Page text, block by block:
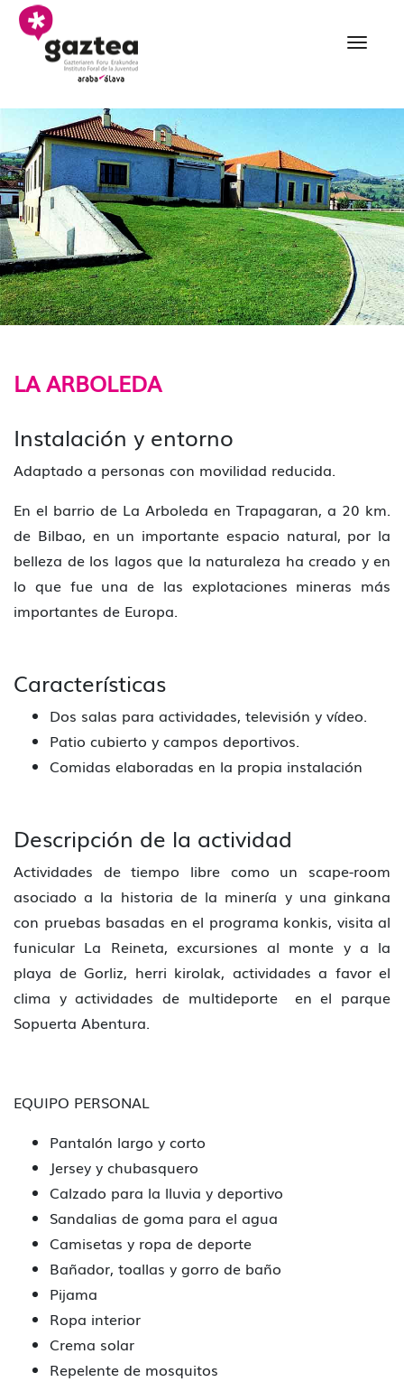
Saltar al contenido principal
002 la arboleda -
LA ARBOLEDA
Instalación y entorno
Adaptado a personas con movilidad reducida.
En el barrio de La Arboleda en Trapagaran, a 20 km.
de Bilbao, en un importante espacio natural, por la
belleza de los lagos que la naturaleza ha creado y en
lo que fue una de las explotaciones mineras más
importantes de Europa.
Características
Dos salas para actividades, televisión y vídeo.
Patio cubierto y campos deportivos.
Comidas elaboradas en la propia instalación
Descripción de la actividad
Actividades de tiempo libre como un scape-room
asociado a la historia de la minería y una ginkana
con pruebas basadas en el programa konkis, visita al
funicular La Reineta, excursiones al monte y a la
playa de Gorliz, herri kirolak, actividades a favor el
clima y actividades de multideporte en el parque
Sopuerta Abentura.
EQUIPO PERSONAL
Pantalón largo y corto
Jersey y chubasquero
Calzado para la lluvia y deportivo
Sandalias de goma para el agua
Camisetas y ropa de deporte
Bañador, toallas y gorro de baño
Pijama
Ropa interior
Crema solar
Repelente de mosquitos